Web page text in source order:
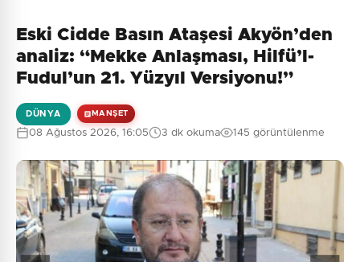
Güvenlik Sorusu:
9 + 10 = ?
Gönder
Henüz yorum yapılmamış. İlk yorumu siz yapın!
Eski Cidde Basın Ataşesi Akyön’den
analiz: “Mekke Anlaşması, Hilfü’l-
Fudul’un 21. Yüzyıl Versiyonu!”
DÜNYA MANŞET
08 Ağustos 2026, 16:05 3 dk okuma 145 görüntülenme